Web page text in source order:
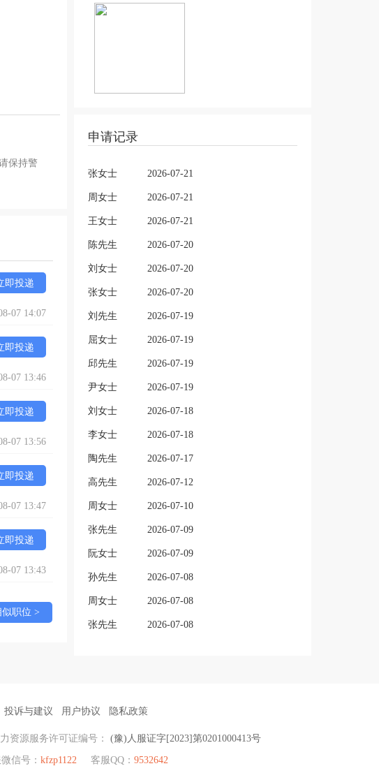
保持警
即投递
07 14:07
即投递
07 13:46
即投递
07 13:56
即投递
07 13:47
即投递
07 13:43
职位 >
申请记录
张女士 2026-07-21
周女士 2026-07-21
王女士 2026-07-21
陈先生 2026-07-20
刘女士 2026-07-20
张女士 2026-07-20
刘先生 2026-07-19
屈女士 2026-07-19
邱先生 2026-07-19
尹女士 2026-07-19
刘女士 2026-07-18
李女士 2026-07-18
陶先生 2026-07-17
高先生 2026-07-12
周女士 2026-07-10
张先生 2026-07-09
阮女士 2026-07-09
孙先生 2026-07-08
周女士 2026-07-08
张先生 2026-07-08
投诉与建议 用户协议 隐私政策
资源服务许可证编号： (豫)人服证字[2023]第0201000413号
信号： kfzp1122 客服QQ： 9532642